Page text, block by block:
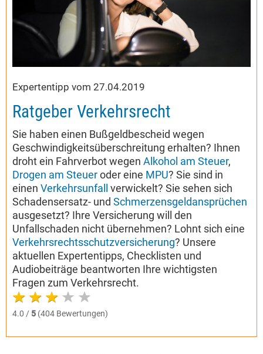
Expertentipp vom 27.04.2019
Ratgeber Verkehrsrecht
Sie haben einen Bußgeldbescheid wegen
Geschwindigkeitsüberschreitung erhalten? Ihnen
droht ein Fahrverbot wegen Alkohol am Steuer,
Drogen am Steueroder eine MPU? Sie sind in
einen Verkehrsunfall
verwickelt? Sie sehen sich
Schadensersatz- und Schmerzensgeldansprüchen
ausgesetzt? Ihre Versicherung will den
Unfallschaden nicht übernehmen? Lohnt sich eine
Verkehrsrechtsschutzversicherung? Unsere
aktuellen Expertentipps, Checklisten und
Audiobeiträge beantworten Ihre wichtigsten
Fragen zum Verkehrsrecht.
4.0 / 5 (404 Bewertungen)